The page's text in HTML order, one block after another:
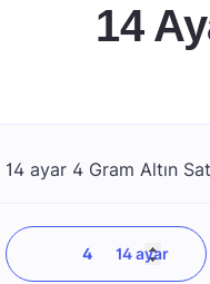
14
14 ayar 4 Gram Altın